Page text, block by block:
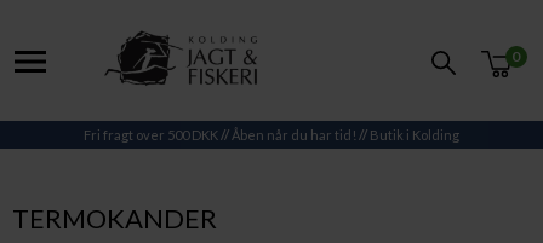
0
Fri fragt over 500 DKK// Åben når du har tid! // Butik i Kolding
TERMOKANDER